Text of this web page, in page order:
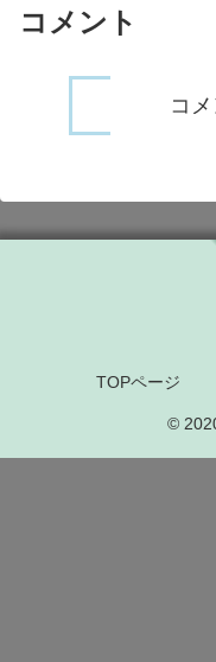
コメント
コ
TOPページ
©